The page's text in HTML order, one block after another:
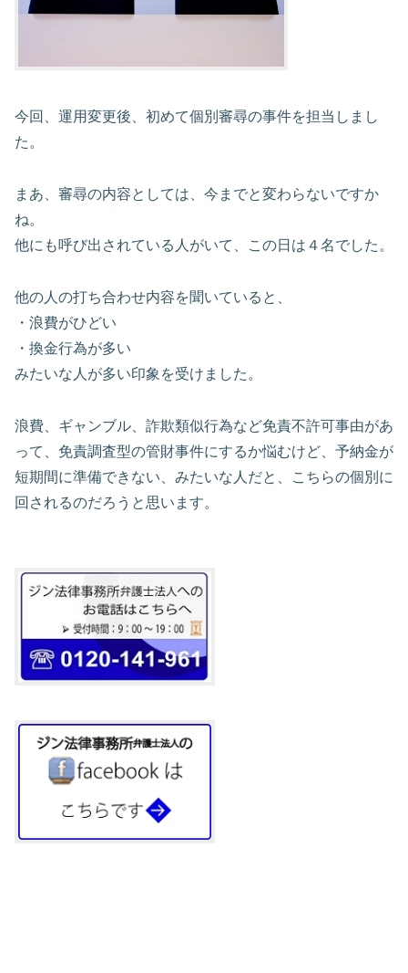
今回、運用変更後、初めて個別審尋の事件を担当しまし
た。
まあ、審尋の内容としては、今までと変わらないですか
ね。
他にも呼び出されている人がいて、この日は４名でした。
他の人の打ち合わせ内容を聞いていると、
・浪費がひどい
・換金行為が多い
みたいな人が多い印象を受けました。
浪費、ギャンブル、詐欺類似行為など免責不許可事由があ
って、免責調査型の管財事件にするか悩むけど、予納金が
短期間に準備できない、みたいな人だと、こちらの個別に
回されるのだろうと思います。